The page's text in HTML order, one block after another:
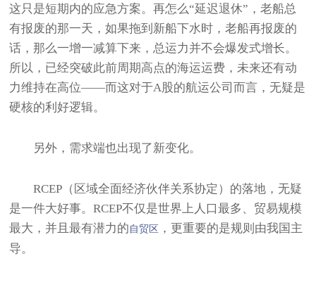
这只是短期内的应急方案。再怎么“延迟退休”，老船总
有报废的那一天，如果拖到新船下水时，老船再报废的
话，那么一增一减算下来，总运力并不会爆发式增长。
所以，已经突破此前周期高点的海运运费，未来还有动
力维持在高位——而这对于A股的航运公司而言，无疑是
硬核的利好逻辑。
另外，需求端也出现了新变化。
RCEP（区域全面经济伙伴关系协定）的落地，无疑
是一件大好事。RCEP不仅是世界上人口最多、贸易规模
最大，并且最有潜力的 自贸区 ，更重要的是规则由我国主
导。